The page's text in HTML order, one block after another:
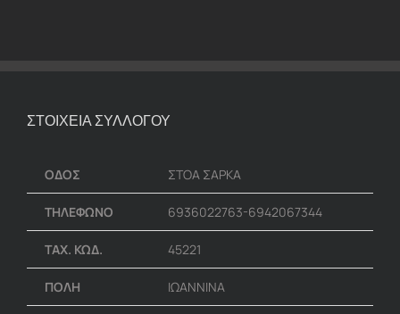
ΣΤΟΙΧΕΙΑ ΣΥΛΛΟΓΟΥ
ΟΔΟΣ ΣΤΟΑ ΣΑΡΚΑ
ΤΗΛΕΦΩΝΟ 6936022763-6942067344
ΤΑΧ. ΚΩΔ. 45221
ΠΟΛΗ ΙΩΑΝΝΙΝΑ